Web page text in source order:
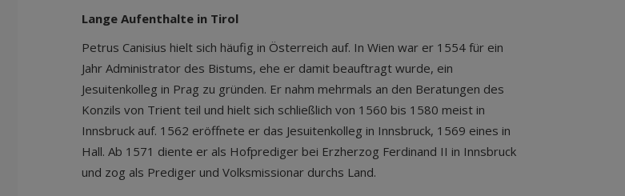
Lange Aufenthalte in Tirol
Petrus Canisius hielt sich häufig in Österreich auf. In Wien war er 1554 für ein
Jahr Administrator des Bistums, ehe er damit beauftragt wurde, ein
Jesuitenkolleg in Prag zu gründen. Er nahm mehrmals an den Beratungen des
Konzils von Trient teil und hielt sich schließlich von 1560 bis 1580 meist in
Innsbruck auf. 1562 eröffnete er das Jesuitenkolleg in Innsbruck, 1569 eines in
Hall. Ab 1571 diente er als Hofprediger bei Erzherzog Ferdinand II in Innsbruck
und zog als Prediger und Volksmissionar durchs Land.